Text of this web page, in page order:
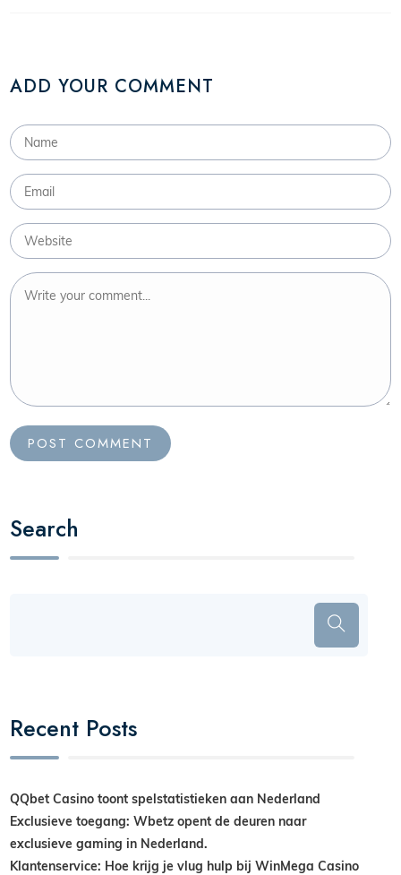
ADD YOUR COMMENT
Search
Recent Posts
QQbet Casino toont spelstatistieken aan Nederland
Exclusieve toegang: Wbetz opent de deuren naar
exclusieve gaming in Nederland.
Klantenservice: Hoe krijg je vlug hulp bij WinMega Casino